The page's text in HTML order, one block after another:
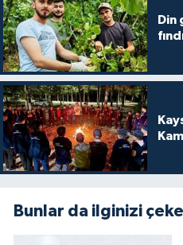
Din
Bunlar da ilginizi